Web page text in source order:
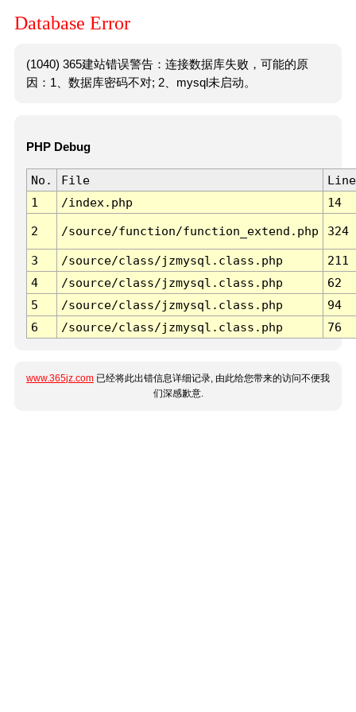
Database Error
(1040) 365建站错误警告：连接数据库失败，可能的原
因：1、数据库密码不对; 2、mysql未启动。
PHP Debug
No. File
Line
1
/index.php 14
2 /source/function/function_extend.php 324
3 /source/class/jzmysql.class.php
211
4
/source/class/jzmysql.class.php
62
5
/source/class/jzmysql.class.php
94
6
/source/class/jzmysql.class.php 76
www.365jz.com 已经将此出错信息详细记录, 由此给您带来的访问不便我
们深感歉意.